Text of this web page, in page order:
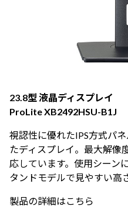
23.8型 液晶ディスプレイ
ProLite XB2492HSU-B1J
視認性に優れたIPS方式パ
たディスプレイ。最大解像
応しています。使用シーン
タンドモデルで見やすい高
製品の詳細はこちら